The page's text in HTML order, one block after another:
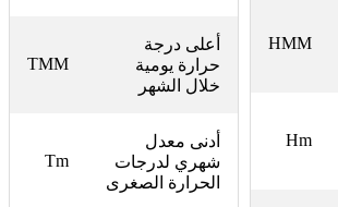
HMM
Hm
TMM
أعلى درجة
حرارة يومية
خلال الشهر
Tm
أدنى معدل
شهري لدرجات
الحرارة الصغرى